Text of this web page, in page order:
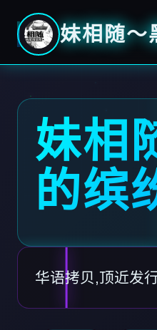
妹相随～
妹相
的缤
华语拷贝,顶近发